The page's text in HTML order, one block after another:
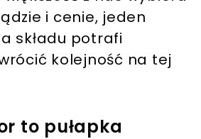
i cenie, jeden
składu potrafi
kolejność na tej
to pułapka